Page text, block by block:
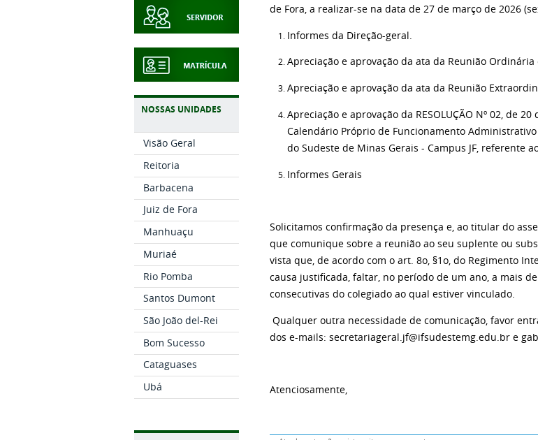
NOSSAS UNIDADES
Visão Geral
Reitoria
Barbacena
Juiz de Fora
Manhuaçu
Muriaé
Rio Pomba
Santos Dumont
São João del-Rei
Bom Sucesso
Cataguases
Ubá
de Fora, a realizar-se na data de27 de março de 2026
Informes da Direção-geral.
Apreciação e aprovação da ata da Reunião
Apreciação e aprovação da ata da Reunião
Apreciação e aprovação da RESOLUÇÃO Nº 02, de
Calendário Próprio de Funcionamento
do Sudeste de Minas Gerais - Campus JF, referente
Informes Gerais
Solicitamos confirmação da presença e, ao titular do
que comunique sobre a reunião ao seu suplente ou
vista que, de acordo com o art. 8o, §1o, do Regimento
causa justificada, faltar, no período de um ano, a mais
consecutivas do colegiado ao qual estiver vinculado.
Qualquer outra necessidade de comunicação, favor
dos e-mails: secretariageral.jf@ifsudestemg.edu.br e
Atenciosamente,